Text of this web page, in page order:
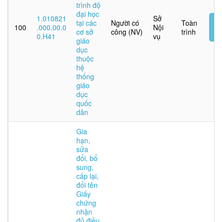
100
1.010821
.000.00.0
0.H41
trình độ
đại học
tại các
cơ sở
giáo
dục
thuộc
hệ
thống
giáo
dục
quốc
dân
Người có
công (NV)
Sở
Nội
vụ
Toàn
trình
Gia
hạn,
sửa
đổi, bổ
sung,
cấp lại,
đổi tên
Giấy
chứng
nhận